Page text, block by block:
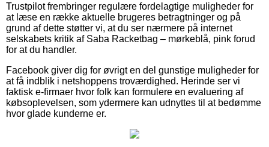
Trustpilot frembringer regulære fordelagtige muligheder for
at læse en række aktuelle brugeres betragtninger og på
grund af dette støtter vi, at du ser nærmere på internet
selskabets kritik af Saba Racketbag – mørkeblå, pink forud
for at du handler.
Facebook giver dig for øvrigt en del gunstige muligheder for
at få indblik i netshoppens troværdighed. Herinde ser vi
faktisk e-firmaer hvor folk kan formulere en evaluering af
købsoplevelsen, som ydermere kan udnyttes til at bedømme
hvor glade kunderne er.